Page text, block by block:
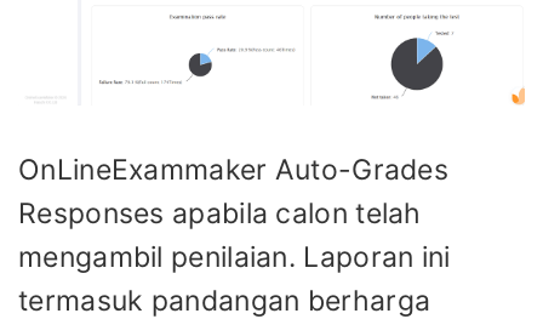
OnLineExammaker Auto-Grades
Responses apabila calon telah
mengambil penilaian. Laporan ini
termasuk pandangan berharga